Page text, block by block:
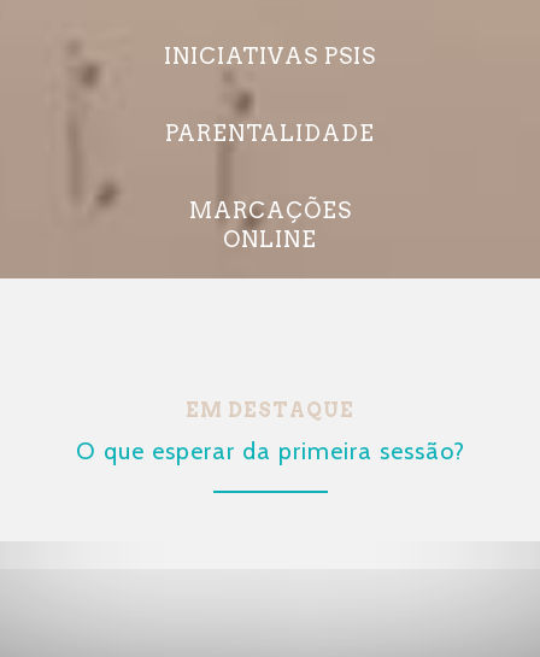
INICIATIVAS PSIS
PARENTALIDADE
MARCAÇÕES
ONLINE
EM DESTAQUE
O que esperar da primeira sessão?
EM DESTAQUE
O “nó” da ansiedade
EM DESTAQUE
Depressão, ou simplesmente